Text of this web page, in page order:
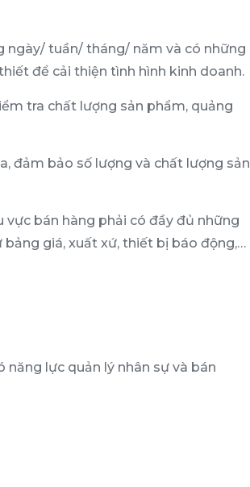
ngày/ tuần/ tháng/ năm và có những
để cải thiện tình hình kinh doanh.
tra chất lượng sản phẩm, quảng
đảm bảo số lượng và chất lượng sản
bán hàng phải có đầy đủ những
giá, xuất xứ, thiết bị báo động,…
năng lực quản lý nhân sự và bán